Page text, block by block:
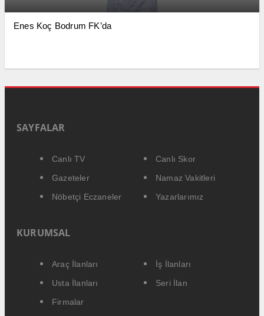
Enes Koç Bodrum FK’da
SAYFALAR
Canlı TV
Canlı Skor
Gazeteler
Namaz Vakitleri
Nöbetçi Eczaneler
Yazarlarımız
KURUMSAL
Araç İlanları
İş İlanları
Usta İlanları
Seri İlan
Firmalar